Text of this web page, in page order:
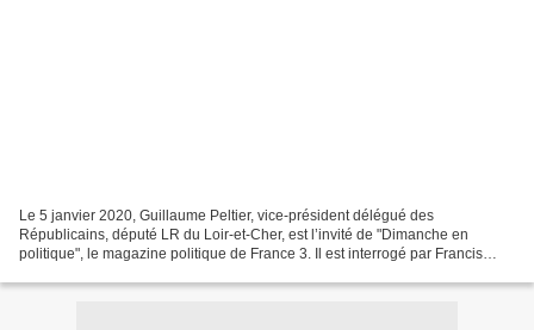
Le 5 janvier 2020, Guillaume Peltier, vice-président délégué des
Républicains, député LR du Loir-et-Cher, est l’invité de "Dimanche en
politique", le magazine politique de France 3. Il est interrogé par Francis